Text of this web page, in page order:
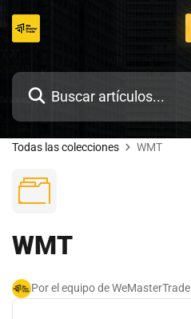
Todas las colecciones WMT
WMT
Por el equipo de WeMasterTrade